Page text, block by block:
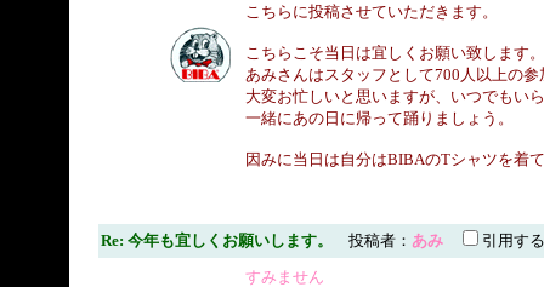
こちらに投稿させていただきます。
こちらこそ当日は宜しくお願い致します。
あみさんはスタッフとして700人以上の
大変お忙しいと思いますが、いつでもい
一緒にあの日に帰って踊りましょう。
因みに当日は自分はBIBAのTシャツを着
Re: 今年も宜しくお願いします。 投稿者： あみ
引用する
すみません